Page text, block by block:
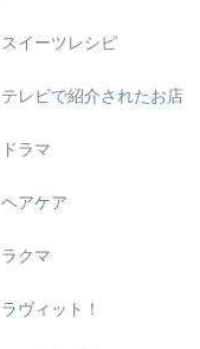
スイーツレシピ
テレビで紹介されたお店
ドラマ
ヘアケア
ラクマ
ラヴィット！